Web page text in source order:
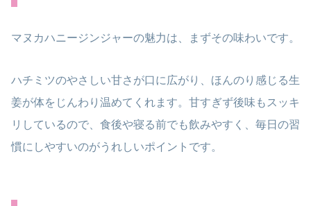
マヌカハニージンジャーの魅力は、まずその味わいです。
ハチミツのやさしい甘さが口に広がり、ほんのり感じる生
姜が体をじんわり温めてくれます。甘すぎず後味もスッキ
リしているので、食後や寝る前でも飲みやすく、毎日の習
慣にしやすいのがうれしいポイントです。